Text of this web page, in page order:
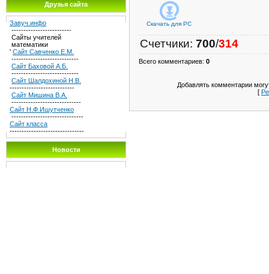
Друзья сайта
Завуч.инфо
-------------------------
Сайты учителей
математики
' Сайт Савченко Е.М.
----------------------------
Сайт Баховой А.Б.
----------------------------
Сайт Шалдохиной Н.В.
---------------------------
Сайт Мишина В.А.
-----------------------------
Сайт Н.Ф.Ишутченко
------------------------------
Сайт класса
-------------------------------
Новости
Скачать для PC
Счетчики: 700/314
Всего комментариев: 0
Добавлять комментарии
[